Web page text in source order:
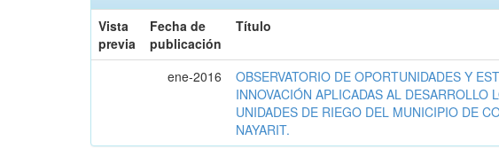
Vista
previa
Fecha de
publicación
Título
ene-2016
OBSERVATORIO DE OPORTUNIDADES Y
INNOVACIÓN APLICADAS AL DESARROLLO
UNIDADES DE RIEGO DEL MUNICIPIO DE
NAYARIT.